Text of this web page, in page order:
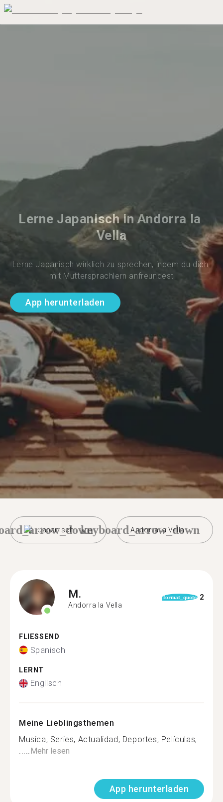
Lerne Japanisch in Andorra la
Vella
Lerne Japanisch wirklich zu sprechen, indem du dich
mit Muttersprachlern anfreundest
App herunterladen
Japanisch Andorra la Vella
keyboard_arrow_down
M.
Andorra la Vella
format_quote 2
FLIESSEND
Spanisch
LERNT
Englisch
Meine Lieblingsthemen
Musica, Series, Actualidad, Deportes, Películas,
.....Mehr lesen
App herunterladen